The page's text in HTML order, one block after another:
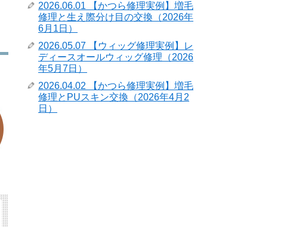
2026.06.01 【かつら修理実例】増毛
修理と生え際分け目の交換（2026年
6月1日）
2026.05.07 【ウィッグ修理実例】レ
ディースオールウィッグ修理（2026
年5月7日）
2026.04.02 【かつら修理実例】増毛
修理とPUスキン交換（2026年4月2
日）